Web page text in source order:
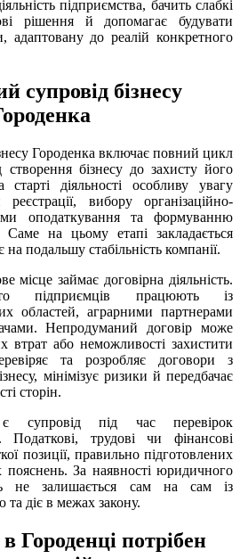
підприємства, бачить слабкі
рішення й допомагає будувати
адаптовану до реалій конкретного
супровід бізнесу
Городенка включає повний цикл
бізнесу до захисту його
діяльності особливу увагу
вибору організаційно-
оподаткування та формуванню
Саме на цьому етапі закладається
подальшу стабільність компанії.
місце займає договірна діяльність.
підприємців працюють із
областей, аграрними партнерами
Непродуманий договір може
втрат або неможливості захистити
та розробляє договори з
мінімізує ризики й передбачає
сторін.
супровід під час перевірок
Податкові, трудові чи фінансові
позиції, правильно підготовлених
пояснень. За наявності юридичного
не залишається сам на сам із
діє в межах закону.
Городенці потрібен